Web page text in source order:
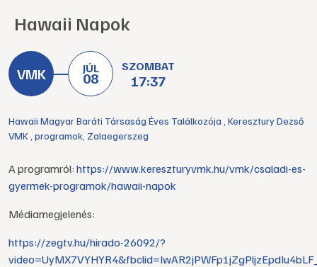
Hawaii Napok
JÚL
08
SZOMBAT
17:37
Hawaii Magyar Baráti Társaság Éves Találkozója Keresztury Dezső
VMK programok Zalaegerszeg
A programról: https://www.kereszturyvmk.hu/vmk/csaladi-es-
gyermek-programok/hawaii-napok
Médiamegjelenés:
https://zegtv.hu/hirado-26092/?